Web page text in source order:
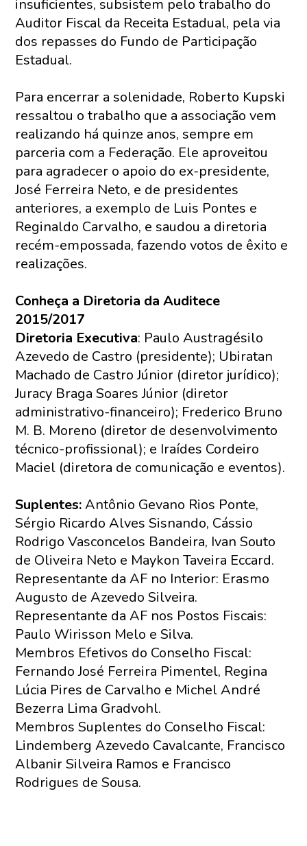
insuficientes, subsistem pelo trabalho do
Auditor Fiscal da Receita Estadual, pela via
dos repasses do Fundo de Participação
Estadual.
Para encerrar a solenidade, Roberto Kupski
ressaltou o trabalho que a associação vem
realizando há quinze anos, sempre em
parceria com a Federação. Ele aproveitou
para agradecer o apoio do ex-presidente,
José Ferreira Neto, e de presidentes
anteriores, a exemplo de Luis Pontes e
Reginaldo Carvalho, e saudou a diretoria
recém-empossada, fazendo votos de êxito e
realizações.
Conheça a Diretoria da Auditece
2015/2017
Diretoria Executiva: Paulo Austragésilo
Azevedo de Castro (presidente); Ubiratan
Machado de Castro Júnior (diretor jurídico);
Juracy Braga Soares Júnior (diretor
administrativo-financeiro); Frederico Bruno
M. B. Moreno (diretor de desenvolvimento
técnico-profissional); e Iraídes Cordeiro
Maciel (diretora de comunicação e eventos).
Suplentes:Antônio Gevano Rios Ponte,
Sérgio Ricardo Alves Sisnando, Cássio
Rodrigo Vasconcelos Bandeira, Ivan Souto
de Oliveira Neto e Maykon Taveira Eccard.
Representante da AF no Interior: Erasmo
Augusto de Azevedo Silveira.
Representante da AF nos Postos Fiscais:
Paulo Wirisson Melo e Silva.
Membros Efetivos do Conselho Fiscal:
Fernando José Ferreira Pimentel, Regina
Lúcia Pires de Carvalho e Michel André
Bezerra Lima Gradvohl.
Membros Suplentes do Conselho Fiscal:
Lindemberg Azevedo Cavalcante, Francisco
Albanir Silveira Ramos e Francisco
Rodrigues de Sousa.